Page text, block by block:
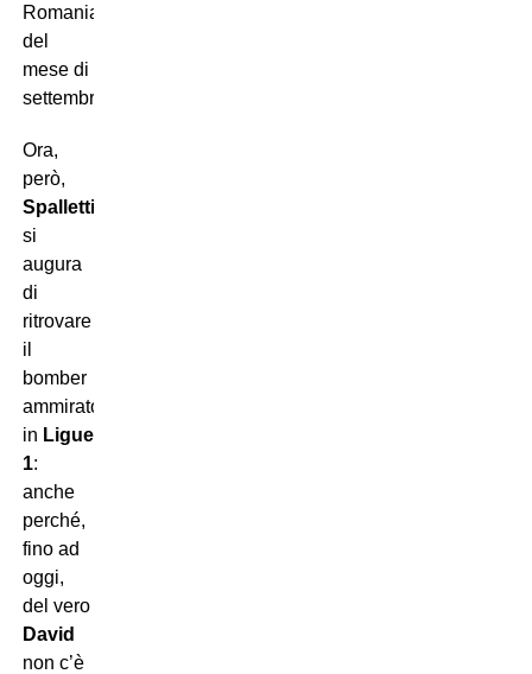
Romania
del
mese di
settembre.
Ora,
però,
Spalletti
si
augura
di
ritrovare
il
bomber
ammirato
in Ligue
1:
anche
perché,
fino ad
oggi,
del vero
David
non c’è